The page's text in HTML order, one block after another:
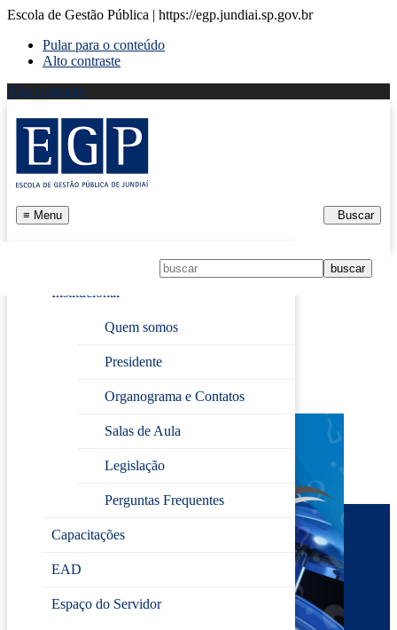
Escola de Gestão Pública | https://egp.jundiai.sp.gov.br
Pular para o conteúdo
Alto contraste
Alto contraste
≡ Menu
Institucional
Quem somos
Presidente
Organograma e Contatos
Salas de Aula
Legislação
Perguntas Frequentes
Capacitações
EAD
Espaço do Servidor
Buscar
› VOCÊ SABIA ?
VOCÊ SABIA ?